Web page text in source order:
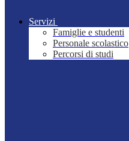
Servizi
Famiglie e studenti
Personale scolastico
Percorsi di studi